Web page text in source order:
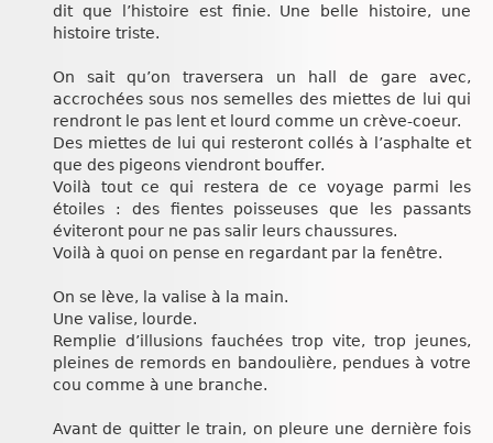
dit que l’histoire est finie. Une belle histoire, une
histoire triste.
On sait qu’on traversera un hall de gare avec,
accrochées sous nos semelles des miettes de lui qui
rendront le pas lent et lourd comme un crève-coeur.
Des miettes de lui qui resteront collés à l’asphalte et
que des pigeons viendront bouffer.
Voilà tout ce qui restera de ce voyage parmi les
étoiles : des fientes poisseuses que les passants
éviteront pour ne pas salir leurs chaussures.
Voilà à quoi on pense en regardant par la fenêtre.
On se lève, la valise à la main.
Une valise, lourde.
Remplie d’illusions fauchées trop vite, trop jeunes,
pleines de remords en bandoulière, pendues à votre
cou comme à une branche.
Avant de quitter le train, on pleure une dernière fois